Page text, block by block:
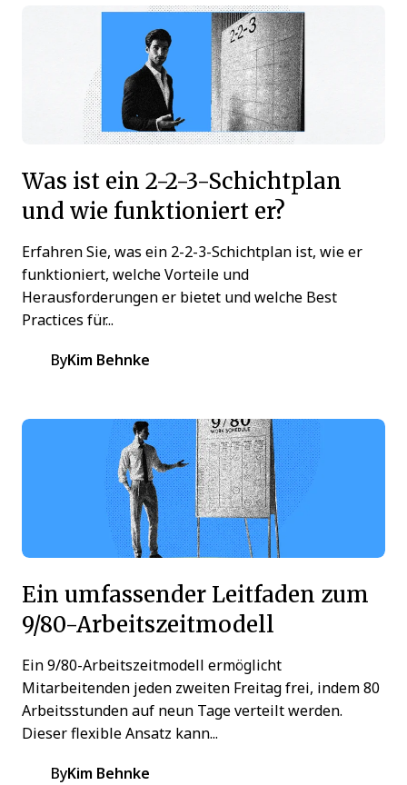
Was ist ein 2-2-3-Schichtplan
und wie funktioniert er?
Erfahren Sie, was ein 2-2-3-Schichtplan ist, wie er
funktioniert, welche Vorteile und
Herausforderungen er bietet und welche Best
Practices für...
ByKim Behnke
Ein umfassender Leitfaden zum
9/80-Arbeitszeitmodell
Ein 9/80-Arbeitszeitmodell ermöglicht
Mitarbeitenden jeden zweiten Freitag frei, indem 80
Arbeitsstunden auf neun Tage verteilt werden.
Dieser flexible Ansatz kann...
ByKim Behnke